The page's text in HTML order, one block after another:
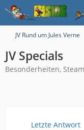
JV Rund um Jules Verne
JV Specials
Besonderheiten,
Letzte Antwort